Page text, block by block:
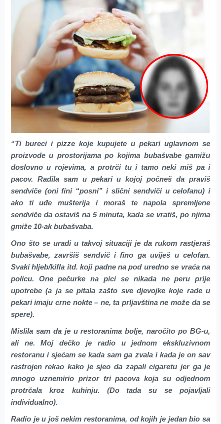
“Ti bureci i pizze koje kupujete u pekari uglavnom se
proizvode u prostorijama po kojima bubašvabe gamižu
doslovno u rojevima, a protrči tu i tamo neki miš pa i
pacov. Radila sam u pekari u kojoj počneš da praviš
sendviče (oni fini “posni” i slični sendviči u celofanu) i
ako ti uđe mušterija i moraš te napola spremljene
sendviče da ostaviš na 5 minuta, kada se vratiš, po njima
gmiže 10-ak bubašvaba.
Ono što se uradi u takvoj situaciji je da rukom rastjeraš
bubašvabe, završiš sendvič i fino ga uviješ u celofan.
Svaki hljeb/kifla itd. koji padne na pod uredno se vraća na
policu. One pečurke na pici se nikada ne peru prije
upotrebe (a ja se pitala zašto sve djevojke koje rade u
pekari imaju crne nokte – ne, ta prljavština ne može da se
spere).
Mislila sam da je u restoranima bolje, naročito po BG-u,
ali ne. Moj dečko je radio u jednom ekskluzivnom
restoranu i sjećam se kada sam ga zvala i kada je on sav
rastrojen rekao kako je sjeo da zapali cigaretu jer ga je
mnogo uznemirio prizor tri pacova koja su odjednom
protrčala kroz kuhinju. (Do tada su se pojavljali
individualno).
Radio je u još nekim restoranima, od kojih je jedan bio sa